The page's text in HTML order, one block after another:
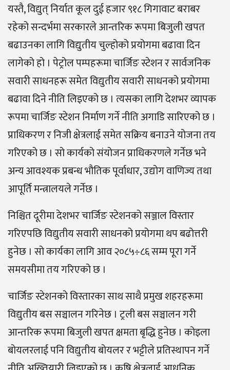
यस्तै, विद्युत् निर्यात कूल दुई हजार ९१८ गिगावाट बराबर
रहेको सन्दर्भमा सरकारले आन्तरिक रूपमा बिजुली खपत
बढाउनका लागि विद्युतीय चुल्होको प्रयोगमा बढावा दिन
लागेको हो । पेट्रोल पम्पहरूमा चार्जिङ स्टेशन र सार्वजनिक
सवारी साधनहरू समेत विद्युतीय सवारी साधनको प्रयोगमा
बढावा दिने नीति लिइएको छ । त्यसका लागि देशभर व्यापक
रूपमा चार्जिङ स्टेशन निर्माण गर्ने नीति अगाडि सारिएको छ ।
प्राधिकरण र निजी क्षेत्रलाई समेत सक्रिय बनाउने योजना तय
गरिएको छ । सो कार्यको संयोजन प्राधिकरणले गर्नेछ भने
अन्य आवश्यक प्रबन्ध भौतिक पूर्वाधार, उद्योग वाणिज्य तथा
आपूर्ति मन्त्रालयले गर्नेछ ।
निश्चित दूरीमा देशभर चार्जिङ स्टेशनको सञ्जाल विस्तार
गरिएपछि विद्युतीय सवारी साधनको प्रयोगमा थप बढोत्तरी
हुनेछ । सो कार्यका लागि आव २०८५÷८६ सम्म पूरा गर्ने
समयसीमा तय गरिएको छ ।
चार्जिङ स्टेशनको विस्तारका साथ साथै प्रमुख शहरहरूमा
विद्युतीय बस सञ्चालन गरिनेछ । ट्रली बस सञ्चालन गरी
आन्तरिक रूपमा बिजुली खपत क्षमता बृद्धि हुनेछ । कोइला
बोयलरलाई पनि विद्युतीय बोयलर र भट्टीले प्रतिस्थापन गर्ने